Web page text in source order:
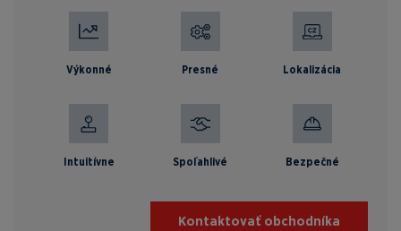
Kontaktovať obchodníka
Výkonné Presné Lokalizácia
Intuitívne Spoľahlivé Bezpečné